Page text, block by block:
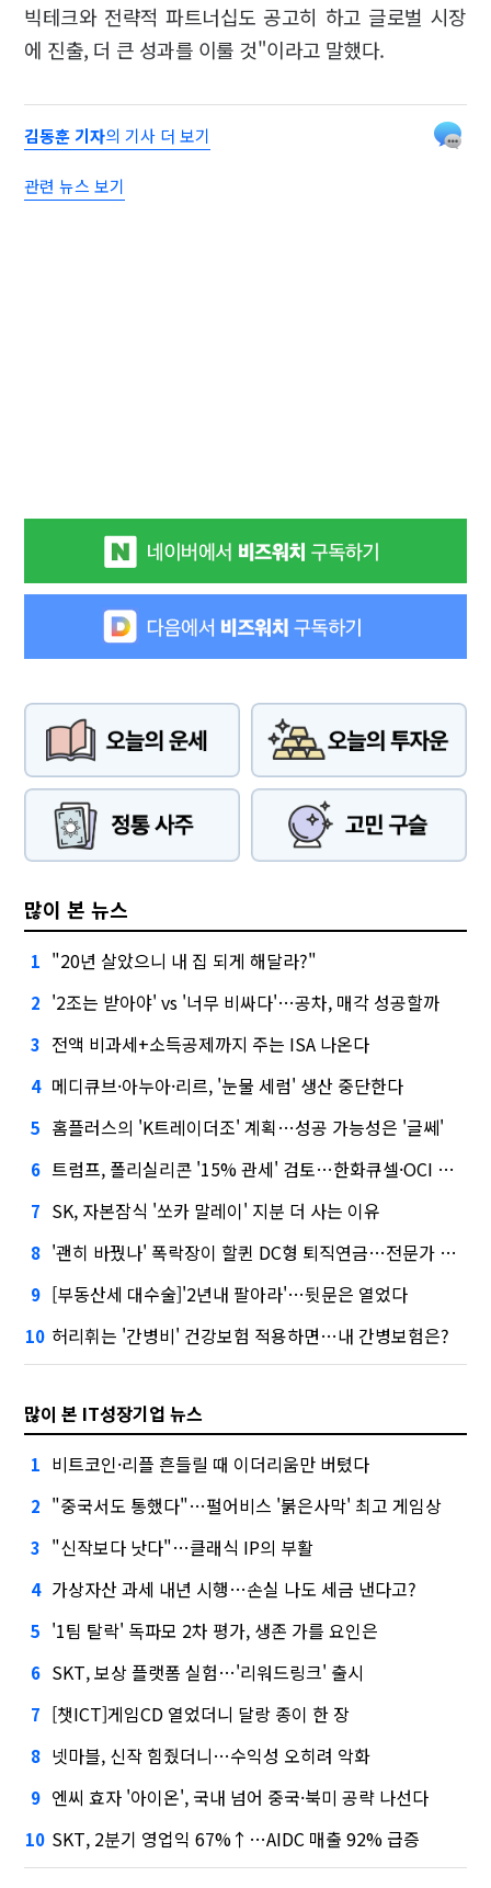
빅테크와 전략적 파트너십도 공고히 하고 글로벌 시장
에 진출, 더 큰 성과를 이룰 것"이라고 말했다.
김동훈 기자의 기사 더 보기
관련 뉴스 보기
많이 본 뉴스
1 "20년 살았으니 내 집 되게 해달라?"
2 '2조는 받아야' vs '너무 비싸다'…공차, 매각 성공할까
3 전액 비과세+소득공제까지 주는 ISA 나온다
4 메디큐브·아누아·리르, '눈물 세럼' 생산 중단한다
5 홈플러스의 'K트레이더조' 계획…성공 가능성은 '글쎄'
6 트럼프, 폴리실리콘 '15% 관세' 검토…한화큐셀·OCI 영향은?
7 SK, 자본잠식 '쏘카 말레이' 지분 더 사는 이유
8 '괜히 바꿨나' 폭락장이 할퀸 DC형 퇴직연금…전문가 조언은
9 [부동산세 대수술]'2년내 팔아라'…뒷문은 열었다
10 허리휘는 '간병비' 건강보험 적용하면…내 간병보험은?
많이 본 IT성장기업 뉴스
1 비트코인·리플 흔들릴 때 이더리움만 버텼다
2 "중국서도 통했다"…펄어비스 '붉은사막' 최고 게임상
3 "신작보다 낫다"…클래식 IP의 부활
4 가상자산 과세 내년 시행…손실 나도 세금 낸다고?
5 '1팀 탈락' 독파모 2차 평가, 생존 가를 요인은
6 SKT, 보상 플랫폼 실험…'리워드링크' 출시
7 [챗ICT]게임CD 열었더니 달랑 종이 한 장
8 넷마블, 신작 힘줬더니…수익성 오히려 악화
9 엔씨 효자 '아이온', 국내 넘어 중국·북미 공략 나선다
10 SKT, 2분기 영업익 67%↑…AIDC 매출 92% 급증